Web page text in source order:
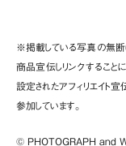
※掲載している写真の無断
商品宣伝しリンクすること
設定されたアフィリエイト宣
参加しています。
© PHOTOGRAPH and